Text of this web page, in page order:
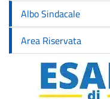
Albo Sindacale
Area Riservata